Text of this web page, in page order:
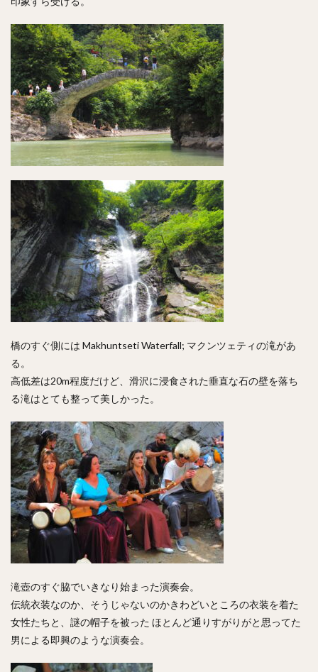
橋のすぐ側には Makhuntseti Waterfall; マクンツェティの滝があ
る。
高低差は20m程度だけど、滑沢に浸食された垂直な石の壁を落ち
る滝はとても整って美しかった。
滝壺のすぐ脇でいきなり始まった演奏会。
伝統衣装なのか、そうじゃないのかきわどいところの衣装を着た
女性たちと、謎の帽子を被った ほとんど通りすがりがと思ってた
男による即興のような演奏会。